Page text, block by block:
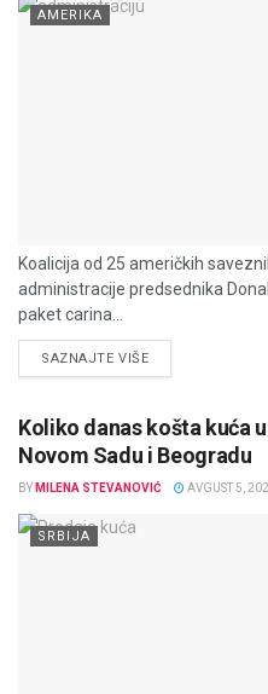
AMERIKA
Koalicija od 25 američkih
administracije predsednika
paket carina...
SAZNAJTE VIŠEDETAILS
Koliko danas košta kuća
Novom Sadu i Beogradu
BY MILENA STEVANOVIĆ AVGUST 5,
SRBIJA